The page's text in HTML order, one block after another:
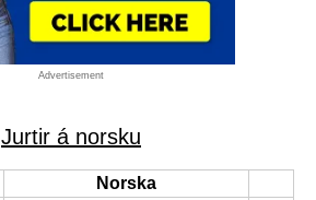
Advertisement
Jurtir á norsku
Norska